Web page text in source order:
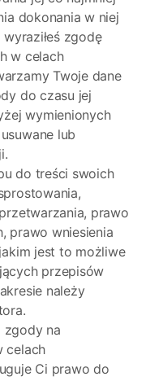
dokonania w niej
zgodę
w celach
Twoje dane
do czasu jej
wymienionych
lub
do treści swoich
prawo
prawo wniesienia
jest to możliwe
przepisów
należy
zgody na
celach
Ci prawo do